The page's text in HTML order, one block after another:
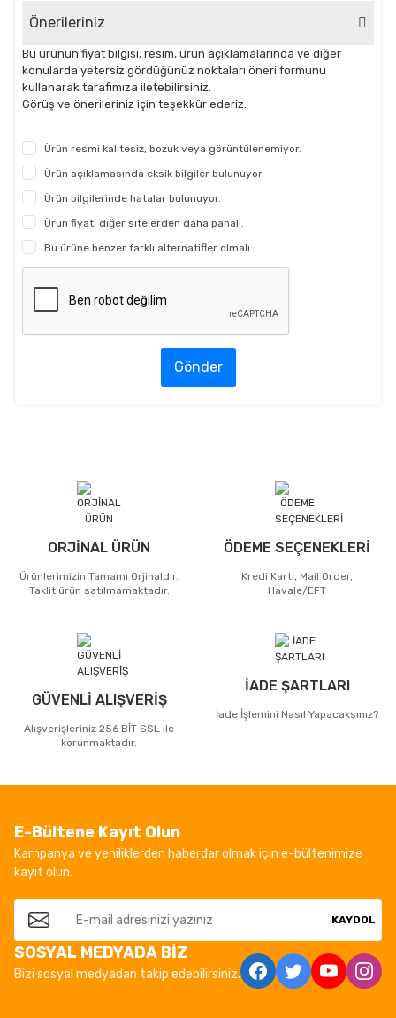
Önerileriniz
Bu ürünün fiyat bilgisi, resim, ürün açıklamalarında ve diğer
konularda yetersiz gördüğünüz noktaları öneri formunu
kullanarak tarafımıza iletebilirsiniz.
Görüş ve önerileriniz için teşekkür ederiz.
Ürün resmi kalitesiz, bozuk veya görüntülenemiyor.
Ürün açıklamasında eksik bilgiler bulunuyor.
Ürün bilgilerinde hatalar bulunuyor.
Ürün fiyatı diğer sitelerden daha pahalı.
Bu ürüne benzer farklı alternatifler olmalı.
Gönder
ORJİNAL ÜRÜN
Ürünlerimizin Tamamı Orjinaldir.
Taklit ürün satılmamaktadır.
ÖDEME SEÇENEKLERİ
Kredi Kartı, Mail Order,
Havale/EFT
GÜVENLİ ALIŞVERİŞ
Alışverişleriniz 256 BİT SSL ile
korunmaktadır.
İADE ŞARTLARI
İade İşlemini Nasıl Yapacaksınız?
E-Bültene Kayıt Olun
Kampanya ve yeniliklerden haberdar olmak için e-bültenimize
kayıt olun.
KAYDOL
SOSYAL MEDYADA BİZ
Bizi sosyal medyadan takip edebilirsiniz.